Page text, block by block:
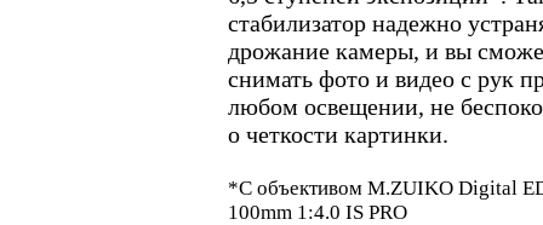
стабилизатор надежно
дрожание камеры, и вы
снимать фото и видео с рук
любом освещении, не
о четкости картинки.
*С объективом M.ZUIKO Digital
100mm 1:4.0 IS PRO